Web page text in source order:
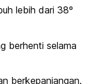
lebih dari 38º
berhenti selama
berkepanjangan.